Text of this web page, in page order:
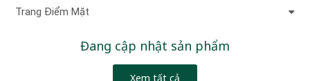
Trang Điểm Mặt
Đang cập nhật sản phẩm
Xem tất cả